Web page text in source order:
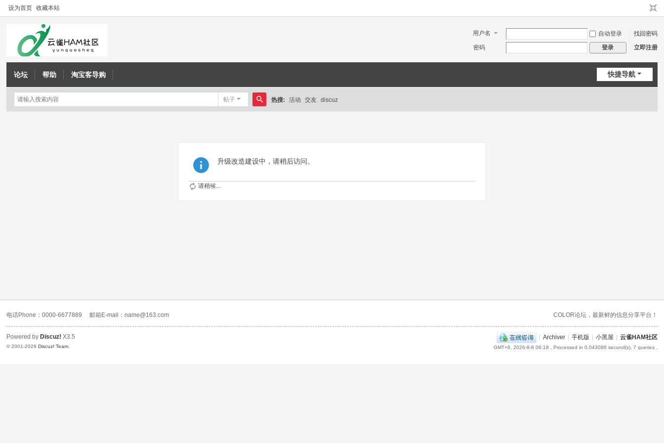
设为首页 收藏本站
用户名 自动登录
找回密码
密码
登录 立即注册
快捷导航
论坛 帮助 淘宝客导购
帖子
搜
热搜: 活动 交友 discuz
升级改造建设中，请稍后访问。
请稍候...
电话Phone：0000-6677889 邮箱E-mail：name@163.com COLOR论坛，最新鲜的信息分享平台！
| Archiver | 手机版 | 小黑屋 | 云雀HAM社区
GMT+8, 2026-8-8 06:18 , Processed in 0.043086 second(s), 7 queries .
Powered by Discuz! X3.5
© 2001-2026Discuz! Team